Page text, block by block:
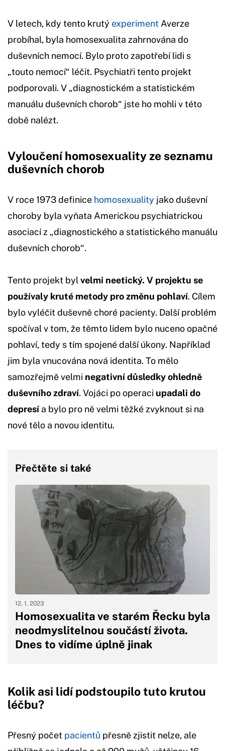
V letech, kdy tento krutý experiment Averze
probíhal, byla homosexualita zahrnována do
duševních nemocí. Bylo proto zapotřebí lidi s
„touto nemocí“ léčit. Psychiatři tento projekt
podporovali. V „diagnostickém a statistickém
manuálu duševních chorob“ jste ho mohli v této
době nalézt.
Vyloučení homosexuality ze seznamu
duševních chorob
V roce 1973 definice homosexuality jako duševní
choroby byla vyňata Americkou psychiatrickou
asociací z „diagnostického a statistického manuálu
duševních chorob“.
Tento projekt byl velmi neetický. V projektu se
používaly kruté metody pro změnu pohlaví. Cílem
bylo vyléčit duševně choré pacienty. Další problém
spočíval v tom, že těmto lidem bylo nuceno opačné
pohlaví, tedy s tím spojené další úkony. Například
jim byla vnucována nová identita. To mělo
samozřejmě velmi negativní důsledky ohledně
duševního zdraví. Vojáci po operaci upadali do
depresí a bylo pro ně velmi těžké zvyknout si na
nové tělo a novou identitu.
Přečtěte si také
Homosexualita ve starém Řecku byla
neodmyslitelnou součástí života.
Dnes to vidíme úplně jinak
12. 1. 2023
Kolik asi lidí podstoupilo tuto krutou
léčbu?
Přesný počet pacientů přesně zjistit nelze, ale